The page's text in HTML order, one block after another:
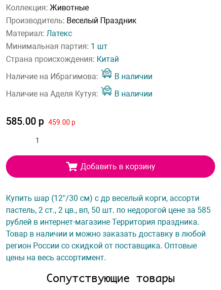
Коллекция: Животные
Производитель: Веселый Праздник
Материал: Латекс
Минимальная партия: 1 шт
Страна происхождения: Китай
Наличие на Ибрагимова:
В наличии
Наличие на Аделя Кутуя:
В наличии
585.00 р 459.00 р
Добавить в корзину
Купить шар (12''/30 см) с др веселый корги, ассорти
пастель, 2 ст., 2 цв., вп, 50 шт. по недорогой цене за 585
рублей в интернет-магазине Территория праздника.
Товар в наличии и можно заказать доставку в любой
регион России со скидкой от поставщика. Оптовые
цены на весь ассортимент.
Сопутствующие товары